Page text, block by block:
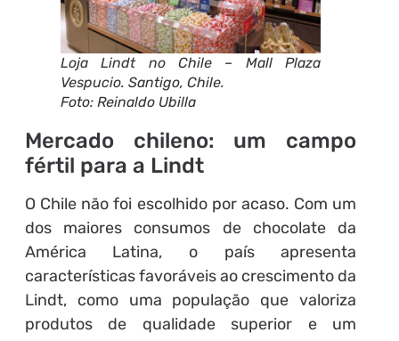
Loja Lindt no Chile – Mall Plaza
Vespucio. Santigo, Chile.
Foto: Reinaldo Ubilla
Mercado chileno: um campo
fértil para a Lindt
O Chile não foi escolhido por acaso. Com um
dos maiores consumos de chocolate da
América Latina, o país apresenta
características favoráveis ao crescimento da
Lindt, como uma população que valoriza
produtos de qualidade superior e um